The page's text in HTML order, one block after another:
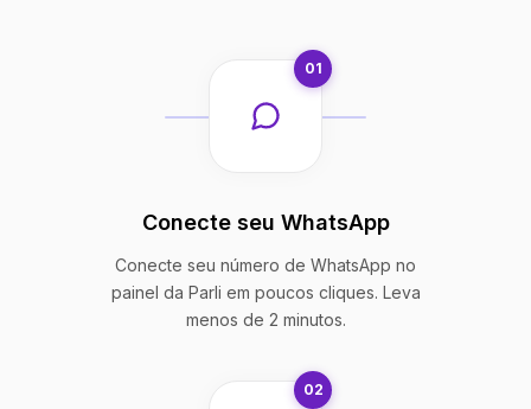
01
Conecte seu WhatsApp
Conecte seu número de WhatsApp no
painel da Parli em poucos cliques. Leva
menos de 2 minutos.
02